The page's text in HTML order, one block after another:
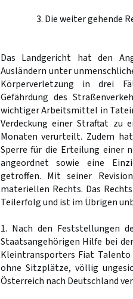
3. Die weiter gehende
Das Landgericht hat den
Ausländern unter
Körperverletzung in drei
Gefährdung des
wichtiger Arbeitsmittel in
Verdeckung einer Straftat zu
Monaten verurteilt. Zudem
Sperre für die Erteilung einer
angeordnet sowie eine
getroffen. Mit seiner
materiellen Rechts. Das
Teilerfolg und ist im Übrigen
1. Nach den Feststellungen
Staatsangehörigen Hilfe bei
Kleintransporters Fiat Talento
ohne Sitzplätze, völlig
Österreich nach Deutschland